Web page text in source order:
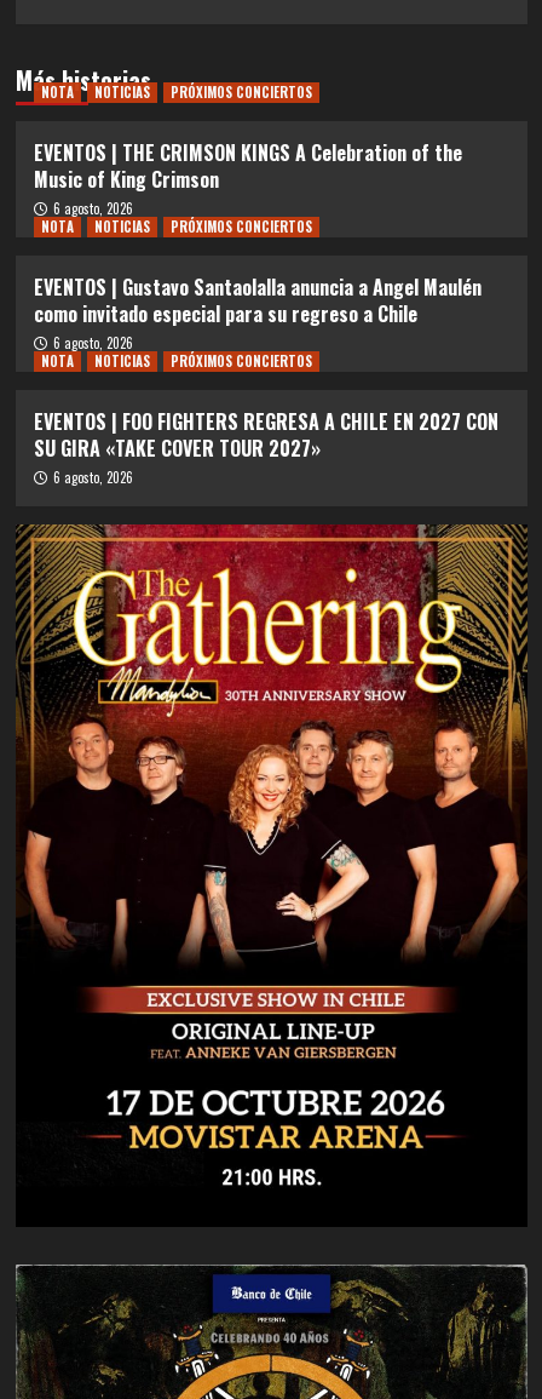
Más historias
NOTA NOTICIAS PRÓXIMOS CONCIERTOS
EVENTOS | THE CRIMSON KINGS A Celebration of the
Music of King Crimson
6 agosto, 2026
NOTA
NOTICIAS PRÓXIMOS CONCIERTOS
EVENTOS | Gustavo Santaolalla anuncia a Angel Maulén
como invitado especial para su regreso a Chile
6 agosto, 2026
NOTA
NOTICIAS PRÓXIMOS CONCIERTOS
EVENTOS | FOO FIGHTERS REGRESA A CHILE EN 2027 CON
SU GIRA «TAKE COVER TOUR 2027»
6 agosto, 2026